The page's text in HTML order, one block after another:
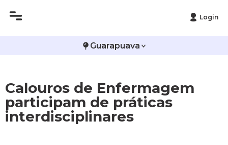
Login
Guarapuava
Calouros de Enfermagem
participam de práticas
interdisciplinares
Infraestrutura
Editais
Biomedicina
Ciências Contábeis
Atividades Complementares e Sociais
Biblioteca
CPA
COLAP